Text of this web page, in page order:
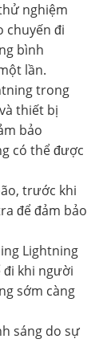
nghiệm
chuyến đi
bình
lần.
trong
thiết bị
bảo
có thể được
trước khi
để đảm bảo
Lightning
khi người
sớm càng
sáng do sự